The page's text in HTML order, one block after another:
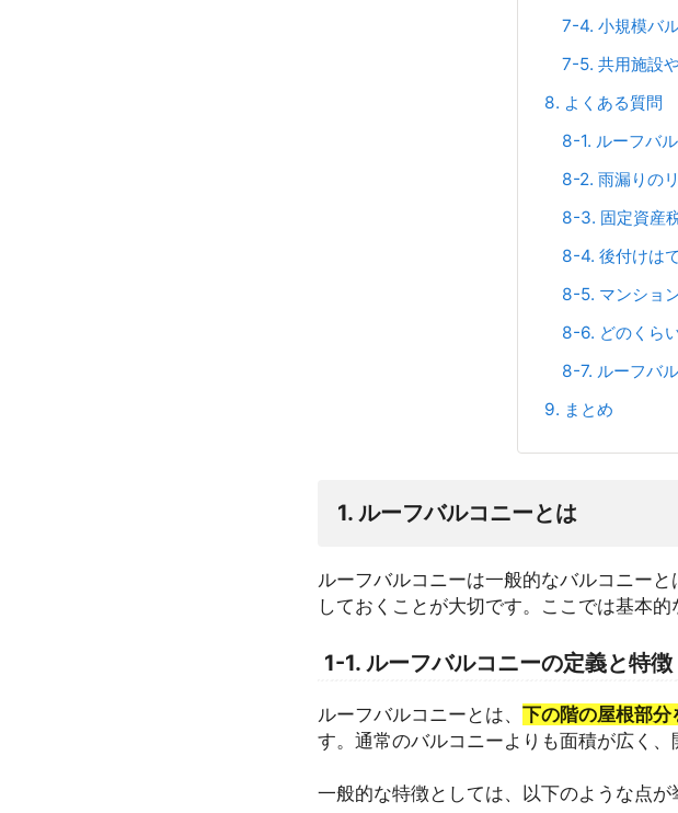
7-4. 小規模バ
7-5. 共用施設
8. よくある質問
8-1. ルーフバ
8-2. 雨漏りの
8-3. 固定資産
8-4. 後付けは
8-5. マンショ
8-6. どのくら
8-7. ルーフバ
9. まとめ
1. ルーフバルコニーとは
ルーフバルコニーは一般的なバルコニー
しておくことが大切です。ここでは基本
1-1. ルーフバルコニーの定義と特徴
ルーフバルコニーとは、 下の階の屋根部
す。通常のバルコニーよりも面積が広く
一般的な特徴としては、以下のような点が